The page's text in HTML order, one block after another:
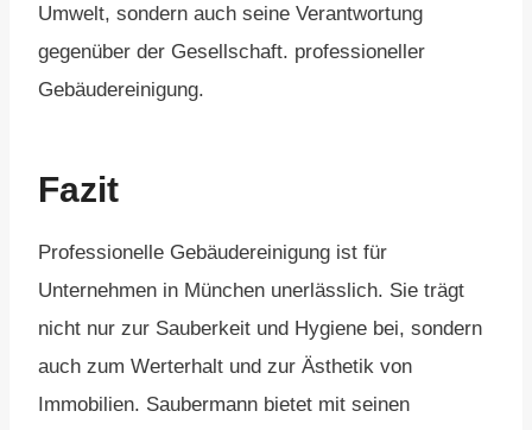
Umwelt, sondern auch seine Verantwortung
gegenüber der Gesellschaft. professioneller
Gebäudereinigung.
Fazit
Professionelle Gebäudereinigung ist für
Unternehmen in München unerlässlich. Sie trägt
nicht nur zur Sauberkeit und Hygiene bei, sondern
auch zum Werterhalt und zur Ästhetik von
Immobilien. Saubermann bietet mit seinen